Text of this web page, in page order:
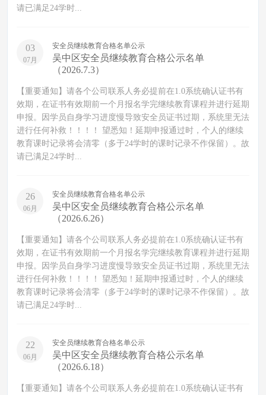
请已满足24学时...
03
07月
安全员继续教育合格名单公示
吴中区安全员继续教育合格公示名单
（2026.7.3）
【重要通知】请各个公司联系人务必提前在1.0系统确认证书有
效期，在证书有效期前一个月报名学完继续教育课程并进行延期
申报。因学员自身学习进度慢导致安全员证书过期，系统里无法
进行任何补救！！！！ 望悉知！延期申报通过时，个人的继续
教育课时记录将会清零（多于24学时的课时记录不作保留）。故
请已满足24学时...
26
06月
安全员继续教育合格名单公示
吴中区安全员继续教育合格公示名单
（2026.6.26）
【重要通知】请各个公司联系人务必提前在1.0系统确认证书有
效期，在证书有效期前一个月报名学完继续教育课程并进行延期
申报。因学员自身学习进度慢导致安全员证书过期，系统里无法
进行任何补救！！！！ 望悉知！延期申报通过时，个人的继续
教育课时记录将会清零（多于24学时的课时记录不作保留）。故
请已满足24学时...
22
06月
安全员继续教育合格名单公示
吴中区安全员继续教育合格公示名单
（2026.6.18）
【重要通知】请各个公司联系人务必提前在1.0系统确认证书有